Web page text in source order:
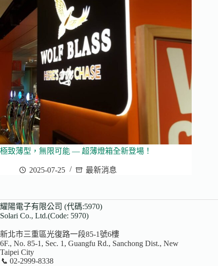
極致薄型，無限可能 — 超薄燈箱全新登場！
2025-07-25 最新消息
耀陽電子有限公司 (代碼:5970)
Solari Co., Ltd.(Code: 5970)
新北市三重區光復路一段85-1號6樓
6F., No. 85-1, Sec. 1, Guangfu Rd., Sanchong Dist., New
Taipei City
📞 02-2999-8338